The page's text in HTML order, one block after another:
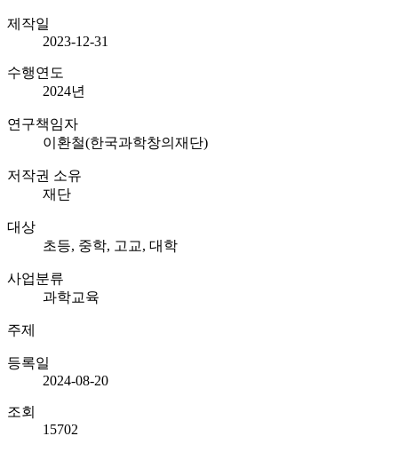
제작일
2023-12-31
수행연도
2024년
연구책임자
이환철(한국과학창의재단)
저작권 소유
재단
대상
초등, 중학, 고교, 대학
사업분류
과학교육
주제
등록일
2024-08-20
조회
15702